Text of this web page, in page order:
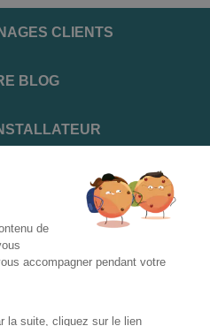
CLIENTS
BLOG
APRÈS VENTE
OFFICIELS